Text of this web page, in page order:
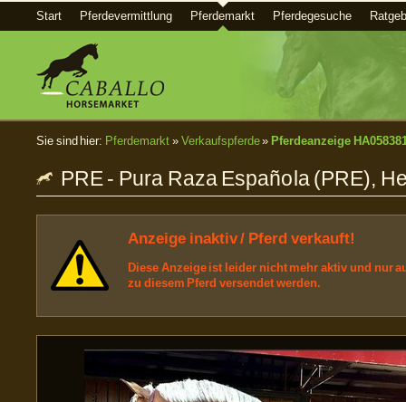
Start Pferdevermittlung Pferdemarkt Pferdegesuche
Sie sind hier: Pferdemarkt » Verkaufspferde» Pferdeanzeige
PRE - Pura Raza Española (PRE),
Anzeige inaktiv / Pferd verkauft!
Diese Anzeige ist leider nicht mehr aktiv und nur
zu diesem Pferd versendet werden.